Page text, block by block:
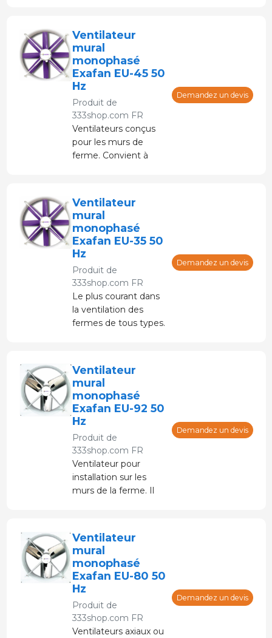
Ventilateur
mural
monophasé
Exafan EU-45 50
Hz
Produit de
333shop.com FR
Ventilateurs conçus
pour les murs de
ferme. Convient à
Demandez un devis
Ventilateur
mural
monophasé
Exafan EU-35 50
Hz
Produit de
333shop.com FR
Le plus courant dans
la ventilation des
fermes de tous types.
Demandez un devis
Ventilateur
mural
monophasé
Exafan EU-92 50
Hz
Produit de
333shop.com FR
Ventilateur pour
installation sur les
murs de la ferme. Il
l'aspiration de grands
volumes d'air à basse
pression.
Demandez un devis
Ventilateur
mural
monophasé
Exafan EU-80 50
Hz
Produit de
333shop.com FR
Ventilateurs axiaux ou
Demandez un devis